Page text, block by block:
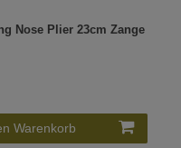
Nose Plier 23cm Zange
Warenkorb